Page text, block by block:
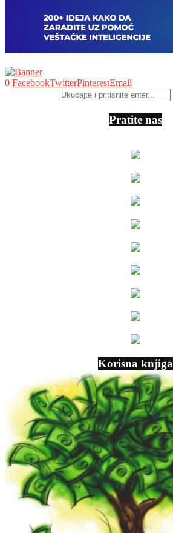
0 FacebookTwitterPinterestEmail
Pratite nas
Korisna knjiga